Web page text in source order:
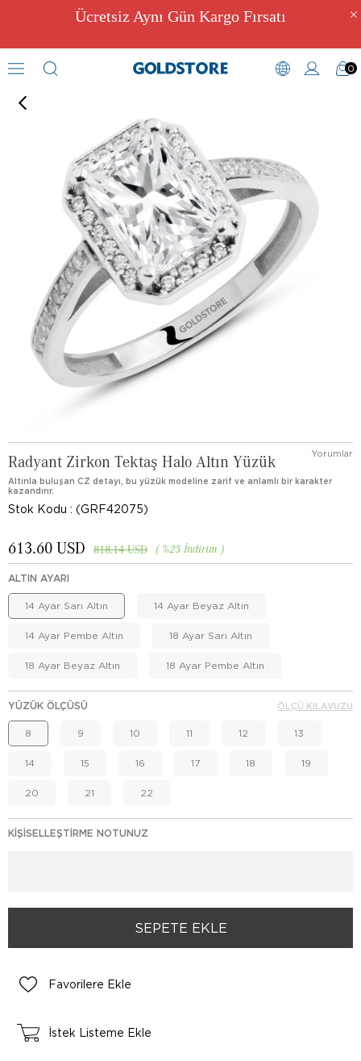
Ücretsiz Aynı Gün Kargo Fırsatı
0
Zirkon Taşlı Yüzükler
Radyant Zirkon Tektaş Halo Altın Yüzük Yorumlar
Altınla buluşan CZ detayı, bu yüzük modeline zarif ve anlamlı bir karakter
kazandırır.
Stok Kodu (GRF42075)
%25 İndirim
818.14 USD
613.60 USD
ALTIN AYARI
14 Ayar Sarı Altın 14 Ayar Beyaz Altın
14 Ayar Pembe Altın 18 Ayar Sarı Altın
18 Ayar Beyaz Altın 18 Ayar Pembe Altın
YÜZÜK ÖLÇÜSÜ
8 9 10 11 12 13
14 15 16 17 18 19
20 21 22
ÖLÇÜ KILAVUZU
KIŞISELLEŞTIRME NOTUNUZ
Favorilere Ekle
İstek Listeme Ekle